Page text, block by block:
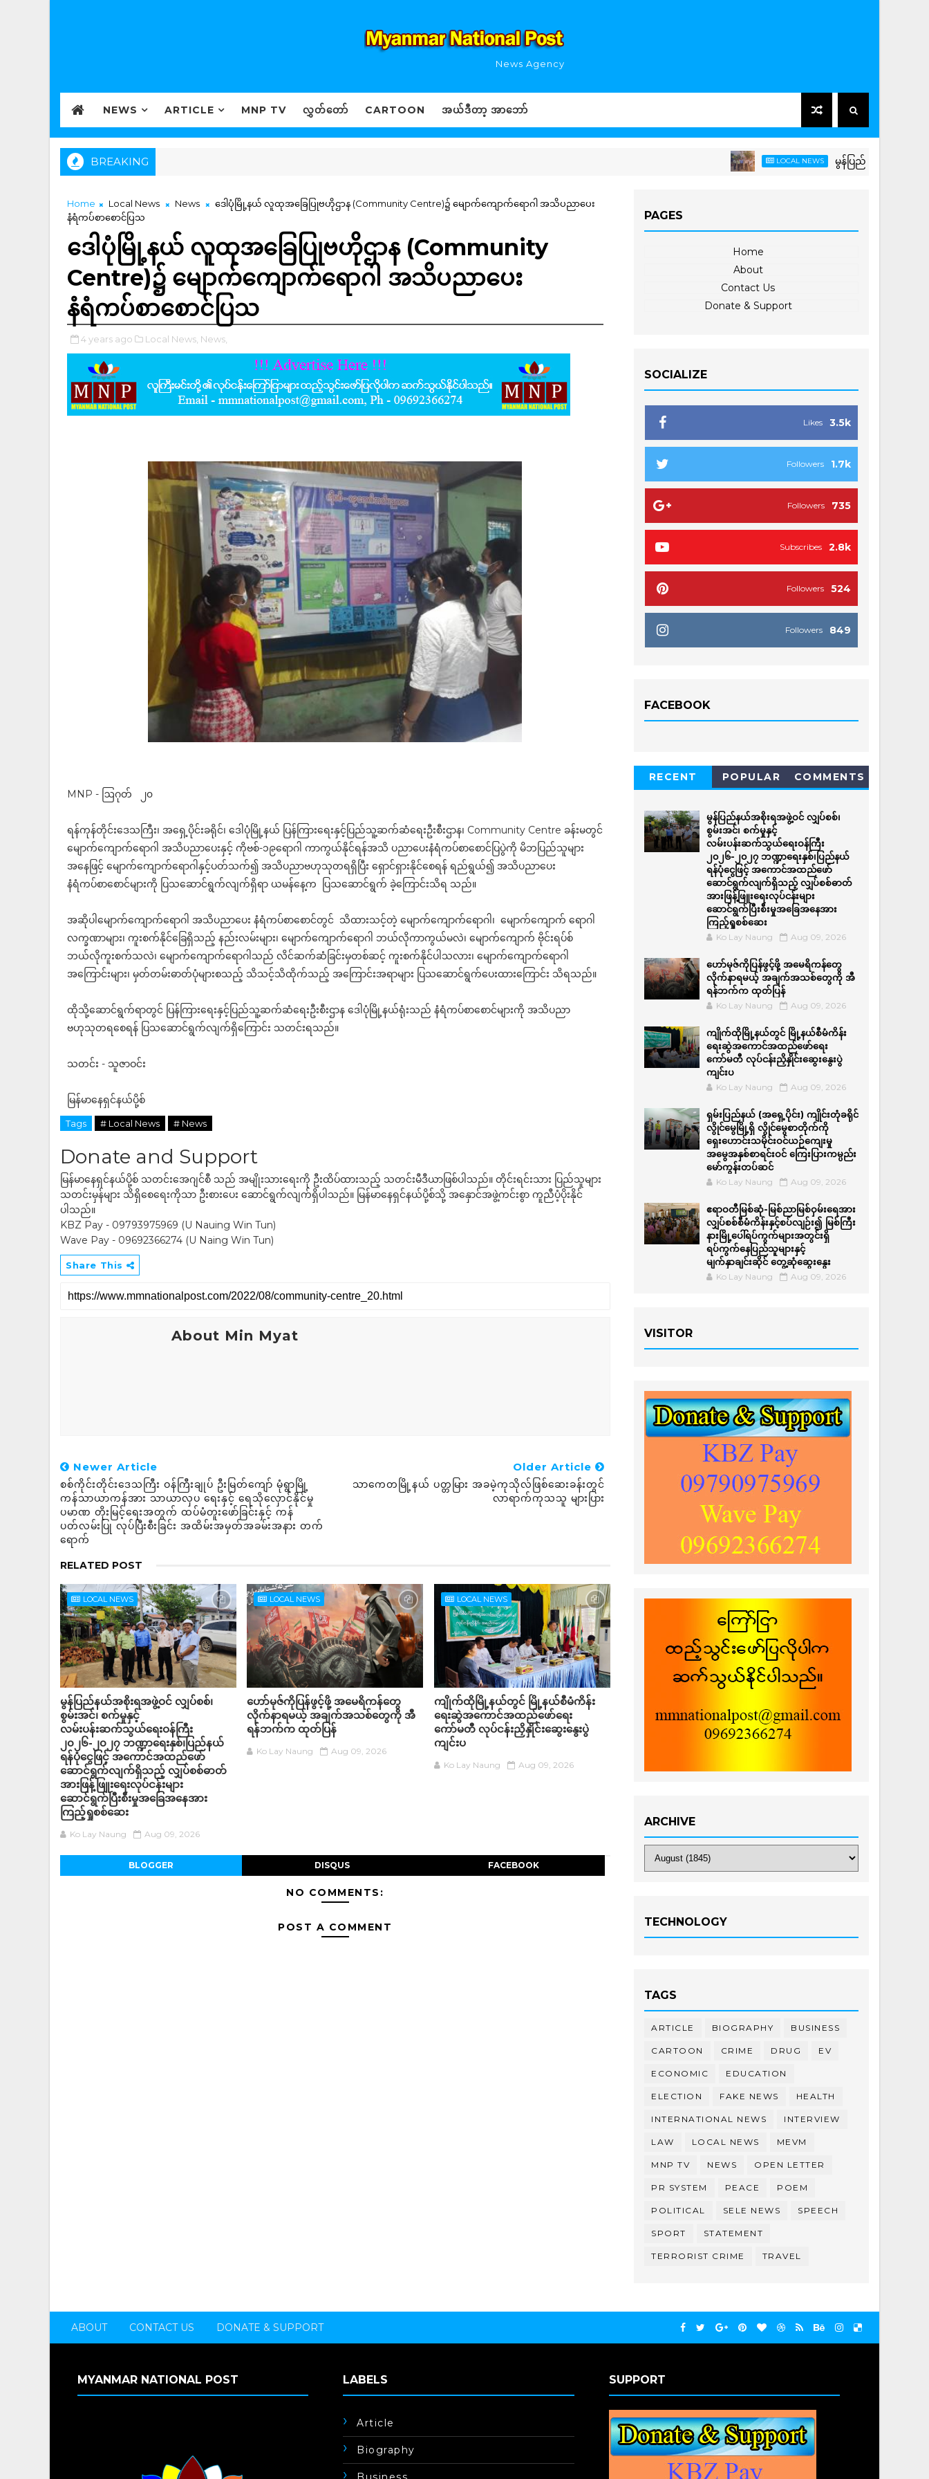
News Agency
NEWS ARTICLE MNP TV လွှတ်တော် CARTOON အယ်ဒီတာ့ အာဘော်
BREAKING LOCAL NEWS မွန်ပြည်နယ်အစိုးရအဖွဲ့ဝင် လျှပ်
Home Local News News
ဒေါပုံမြို့နယ် လူထုအခြေပြုဗဟိုဌာန (Community Centre)၌ မျောက်ကျောက်ရောဂါ အသိပညာပေး
နံရံကပ်စာစောင်ပြသ
ဒေါပုံမြို့နယ် လူထုအခြေပြုဗဟိုဌာန (Community
Centre)၌ မျောက်ကျောက်ရောဂါ အသိပညာပေး
နံရံကပ်စာစောင်ပြသ
4 years ago Local News, News,
MNP - ဩဂုတ် ၂၀
ရန်ကုန်တိုင်းဒေသကြီး၊ အရှေ့ပိုင်းခရိုင်၊‌ ဒေါပုံမြို့နယ် ပြန်ကြားရေးနှင့်ပြည်သူ့ဆက်ဆံရေးဦးစီးဌာန၊ Community Centre ခန်းမတွင်
မျောက်ကျောက်ရောဂါ အသိပညာ‌ပေးနှင့် ကိုဗစ်-၁၉ရောဂါ ကာကွယ်နိုင်ရန်အသိ ပညာပေးနံရံကပ်စာ‌စောင်ပြပွဲကို မိဘပြည်သူများ
အနေဖြင့် မျောက်ကျောက်ရောဂါနှင့်ပတ်သက်၍ အသိပညာဗဟုသုတရရှိပြီး‌ ရှောင်ရှားနိုင်စေရန် ရည်ရွယ်၍ အသိပညာပေး
နံရံကပ်စာစောင်များကို ပြသဆောင်ရွက်လျက်ရှိရာ ယမန်နေ့က ပြသဆောင်ရွက် ခဲ့ကြောင်းသိရ သည်။
အဆိုပါမျောက်ကျောက်ရောဂါ အသိပညာပေး နံရံကပ်စာစောင်တွင် သိထားသင့်တဲ့ မျောက်ကျောက်ရောဂါ၊ မျောက်ကျောက် ရောဂါ
လက္ခဏာများ၊ ကူးစက်နိုင်ခြေရှိသည့် နည်းလမ်းများ၊ မျောက်ကျောက်ရောဂါ ဘယ်လိုကာကွယ်မလဲ၊ မျောက်ကျောက် ဗိုင်းရပ်စ်
ဘယ်လိုကူးစက်သလဲ၊ မျောက်ကျောက်ရောဂါသည် လိင်ဆက်ဆံခြင်းမှတစ်ဆင့် ကူးစက်နိုင်ပါသလား၊ မျောက်ကျောက်ရောဂါ
အကြောင်းများ၊ မှတ်တမ်းဓာတ်ပုံများစသည့် သိသင့်သိထိုက်သည့် အကြောင်းအရာများ ပြသဆောင်ရွက်ပေးထားကြောင်း သိရသည်။
ထိုသို့ဆောင်ရွက်ရာတွင် ပြန်ကြားရေးနှင့်ပြည်သူ့ဆက်ဆံရေးဦးစီးဌာန ဒေါပုံမြို့နယ်ရုံးသည် နံရံကပ်စာစောင်များကို အသိပညာ
ဗဟုသုတရစေရန် ပြသဆောင်ရွက်လျက်ရှိကြောင်း သတင်းရသည်။
သတင်း - သူဇာဝင်း
မြန်မာနေရှင်နယ်ပို့စ်
Tags # Local News # News
Donate and Support
မြန်မာနေရှင်နယ်ပို့စ် သတင်းအေဂျင်စီ သည် အမျိုးသားရေးကို ဦးထိပ်ထားသည့် သတင်းမီဒီယာဖြစ်ပါသည်။ တိုင်းရင်းသား ပြည်သူများ
သတင်းမှန်များ သိရှိစေရေးကိုသာ ဦးစားပေး ဆောင်ရွက်လျက်ရှိပါသည်။ မြန်မာနေရှင်နယ်ပို့စ်သို့ အနှောင်အဖွဲ့ကင်းစွာ ကူညီပံ့ပိုးနိုင်
ပါသည်။
KBZ Pay - 09793975969 (U Nauing Win Tun)
Wave Pay - 09692366274 (U Naing Win Tun)
Share This
About Min Myat
Newer Article
စစ်ကိုင်းတိုင်းဒေသကြီး ဝန်ကြီးချုပ် ဦးမြတ်ကျော် မုံရွာမြို့
ကန်သာယာကန်အား သာယာလှပ ရေးနှင့် ရေသိုလှောင်နိုင်မှု
ပမာဏ တိုးမြင့်ရေးအတွက် ထပ်မံတူးဖော်ခြင်းနှင့် ကန်
ပတ်လမ်းပြု လုပ်ပြီးစီးခြင်း အထိမ်းအမှတ်အခမ်းအနား တက်
ရောက်
Older Article
သာကေတမြို့နယ် ပတ္တမြား အခမဲ့ကုသိုလ်ဖြစ်ဆေးခန်းတွင်
လာရာက်ကုသသူ များပြား
RELATED POST
LOCAL NEWS
မွန်ပြည်နယ်အစိုးရအဖွဲ့ဝင် လျှပ်စစ်၊
စွမ်းအင်၊ စက်မှုနှင့်
လမ်းပန်းဆက်သွယ်ရေးဝန်ကြီး
၂၀၂၆-၂၀၂၇ ဘဏ္ဍာရေးနှစ်၊ပြည်နယ်
ရန်ပုံငွေဖြင့် အကောင်အထည်ဖော်
ဆောင်ရွက်လျက်ရှိသည့် လျှပ်စစ်ဓာတ်
အားဖြန့်ဖြူးရေးလုပ်ငန်းများ
ဆောင်ရွက်ပြီးစီးမှုအခြေအနေအား
ကြည့်ရှုစစ်ဆေး
Ko Lay Naung Aug 09, 2026
LOCAL NEWS
ဟော်မုဇ်ကိုပြန်ဖွင့်ဖို့ အမေရိကန်တွေ
လိုက်နာရမယ့် အချက်အသစ်တွေကို အီ
ရန်ဘက်က ထုတ်ပြန်
Ko Lay Naung Aug 09, 2026
LOCAL NEWS
ကျိုက်ထိုမြို့နယ်တွင် မြို့နယ်စီမံကိန်း
ရေးဆွဲအကောင်အထည်ဖော်ရေး
ကော်မတီ လုပ်ငန်းညှိနှိုင်းဆွေးနွေးပွဲ
ကျင်းပ
Ko Lay Naung Aug 09, 2026
BLOGGER DISQUS FACEBOOK
NO COMMENTS:
POST A COMMENT
PAGES
Home
About
Contact Us
Donate & Support
SOCIALIZE
3.5k
Likes
1.7k
Followers
735
Followers
2.8k
Subscribes
524
Followers
849
Followers
FACEBOOK
RECENT POPULAR COMMENTS
မွန်ပြည်နယ်အစိုးရအဖွဲ့ဝင် လျှပ်စစ်၊
စွမ်းအင်၊ စက်မှုနှင့်
လမ်းပန်းဆက်သွယ်ရေးဝန်ကြီး
၂၀၂၆-၂၀၂၇ ဘဏ္ဍာရေးနှစ်၊ပြည်နယ်
ရန်ပုံငွေဖြင့် အကောင်အထည်ဖော်
ဆောင်ရွက်လျက်ရှိသည့် လျှပ်စစ်ဓာတ်
အားဖြန့်ဖြူးရေးလုပ်ငန်းများ
ဆောင်ရွက်ပြီးစီးမှုအခြေအနေအား
ကြည့်ရှုစစ်ဆေး
Ko Lay Naung Aug 09, 2026
ဟော်မုဇ်ကိုပြန်ဖွင့်ဖို့ အမေရိကန်တွေ
လိုက်နာရမယ့် အချက်အသစ်တွေကို အီ
ရန်ဘက်က ထုတ်ပြန်
Ko Lay Naung Aug 09, 2026
ကျိုက်ထိုမြို့နယ်တွင် မြို့နယ်စီမံကိန်း
ရေးဆွဲအကောင်အထည်ဖော်ရေး
ကော်မတီ လုပ်ငန်းညှိနှိုင်းဆွေးနွေးပွဲ
ကျင်းပ
Ko Lay Naung Aug 09, 2026
ရှမ်းပြည်နယ် (အရှေ့ပိုင်း) ကျိုင်းတုံခရိုင်
လွိုင်မွေမြို့ရှိ လွိုင်မွေစာတိုက်ကို
ရှေးဟောင်းသမိုင်းဝင်ယဉ်ကျေးမှု
အမွေအနှစ်စာရင်းဝင် ကြေးပြားကမ္ပည်း
မော်ကွန်းတပ်ဆင်
Ko Lay Naung Aug 09, 2026
ဧရာဝတီမြစ်ဆုံ-မြစ်ညာမြစ်ဝှမ်းရေအား
လျှပ်စစ်စီမံကိန်းနှင့်စပ်လျဉ်း၍ မြစ်ကြီး
နားမြို့ပေါ်ရပ်ကွက်များအတွင်းရှိ
ရပ်ကွက်နေပြည်သူများနှင့်
မျက်နှာချင်းဆိုင် တွေ့ဆုံဆွေးနွေး
Ko Lay Naung Aug 09, 2026
VISITOR
ARCHIVE
TECHNOLOGY
TAGS
ARTICLE BIOGRAPHY BUSINESS
CARTOON CRIME DRUG EV
ECONOMIC EDUCATION
ELECTION FAKE NEWS HEALTH
INTERNATIONAL NEWS INTERVIEW
LAW LOCAL NEWS MEVM
MNP TV NEWS OPEN LETTER
PR SYSTEM PEACE POEM
POLITICAL SELE NEWS SPEECH
SPORT STATEMENT
TERRORIST CRIME TRAVEL
ABOUT CONTACT US DONATE & SUPPORT
MYANMAR NATIONAL POST LABELS
Article
Biography
SUPPORT